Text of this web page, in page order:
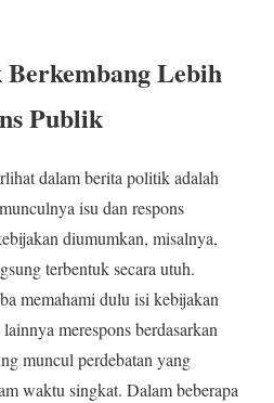
Lebih
Publik
dalam berita politik adalah
isu dan respons
diumumkan, misalnya,
terbentuk secara utuh.
memahami dulu isi kebijakan
merespons berdasarkan
muncul perdebatan yang
waktu singkat. Dalam beberapa